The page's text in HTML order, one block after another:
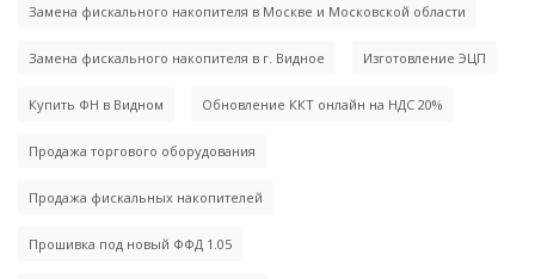
Замена фискального накопителя в Москве и Московской области
Замена фискального накопителя в г. Видное Изготовление ЭЦП
Купить ФН в Видном Обновление ККТ онлайн на НДС 20%
Продажа торгового оборудования
Продажа фискальных накопителей
Прошивка под новый ФФД 1.05